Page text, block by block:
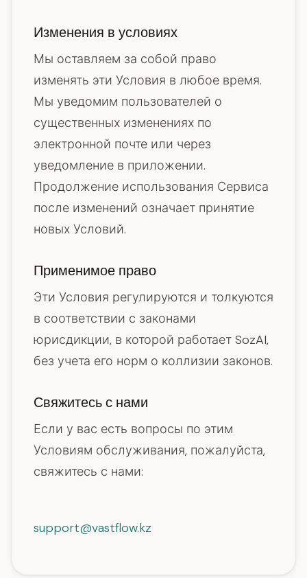
Изменения в условиях
Мы оставляем за собой право
изменять эти Условия в любое время.
Мы уведомим пользователей о
существенных изменениях по
электронной почте или через
уведомление в приложении.
Продолжение использования Сервиса
после изменений означает принятие
новых Условий.
Применимое право
Эти Условия регулируются и толкуются
в соответствии с законами
юрисдикции, в которой работает SozAI,
без учета его норм о коллизии законов.
Свяжитесь с нами
Если у вас есть вопросы по этим
Условиям обслуживания, пожалуйста,
свяжитесь с нами:
support@vastflow.kz